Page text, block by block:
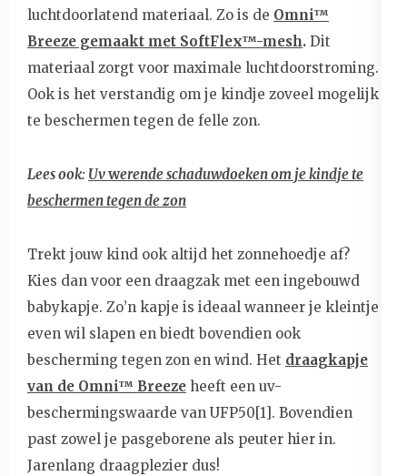
luchtdoorlatend materiaal. Zo is de Omni™
Breeze gemaakt met SoftFlex™-mesh. Dit
materiaal zorgt voor maximale luchtdoorstroming.
Ook is het verstandig om je kindje zoveel mogelijk
te beschermen tegen de felle zon.
Lees ook: Uvwerende schaduwdoeken om je kindje te
beschermen tegen de zon
Trekt jouw kind ook altijd het zonnehoedje af?
Kies dan voor een draagzak met een ingebouwd
babykapje. Zo’n kapje is ideaal wanneer je kleintje
even wil slapen en biedt bovendien ook
bescherming tegen zon en wind. Het draagkapje
van de Omni™ Breeze heeft een uv-
beschermingswaarde van UFP50[1]. Bovendien
past zowel je pasgeborene als peuter hier in.
Jarenlang draagplezier dus!